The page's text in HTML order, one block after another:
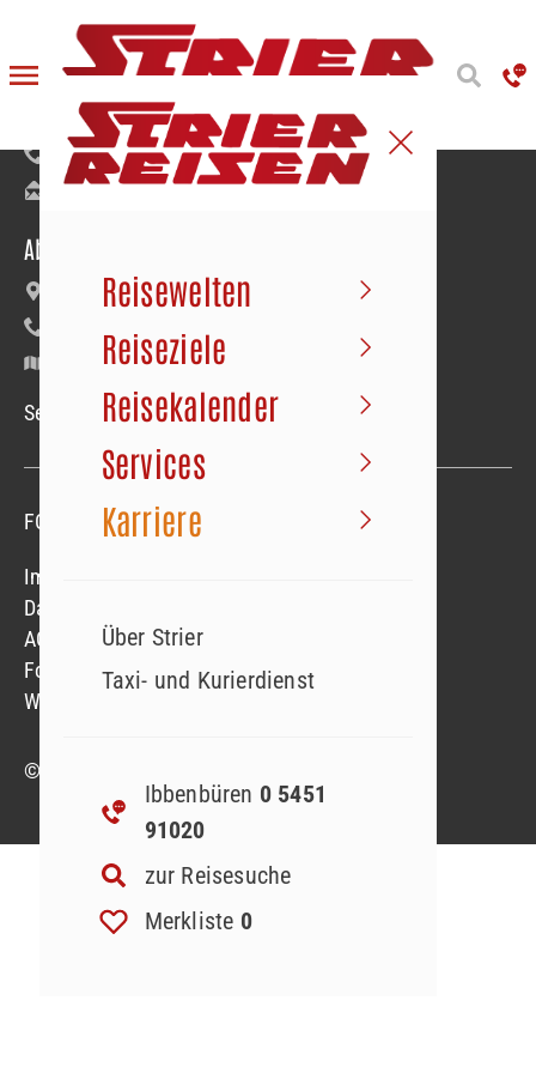
Reisewelten
Reiseziele
Reisekalender
Services
Karriere
Über Strier
Taxi- und Kurierdienst
Ibbenbüren 0 5451
91020
zur Reisesuche
Merkliste 0
Reiseanmeldung
Bäumerstraße 9–11 | 49477 Ibbenbüren
+49 5451 91020
info@strier.de
Abfahrt der Busse
Maybachstraße 22 | Gewerbegebiet Süd
Google Maps
Service-Hotline Mo.–Fr. 09.00–18.00 Uhr
© 2023 Strier Reisen GmbH & Co. KG
Impressum
Datenschutzerklärung
AGB
Formblatt
Widerruf Reiseversicherung
FOLGEN SIE UNS Folgen sie unsFolgen sie uns